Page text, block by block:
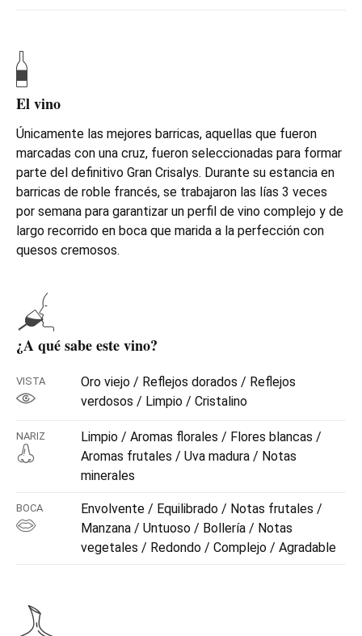
El vino
Únicamente las mejores barricas, aquellas que fueron
marcadas con una cruz, fueron seleccionadas para formar
parte del definitivo Gran Crisalys. Durante su estancia en
barricas de roble francés, se trabajaron las lías 3 veces
por semana para garantizar un perfil de vino complejo y de
largo recorrido en boca que marida a la perfección con
quesos cremosos.
¿A qué sabe este vino?
VISTA
Oro viejo / Reflejos dorados / Reflejos
verdosos / Limpio / Cristalino
NARIZ
Limpio / Aromas florales / Flores blancas /
Aromas frutales / Uva madura / Notas
minerales
BOCA
Envolvente / Equilibrado / Notas frutales /
Manzana / Untuoso / Bollería / Notas
vegetales / Redondo / Complejo / Agradable